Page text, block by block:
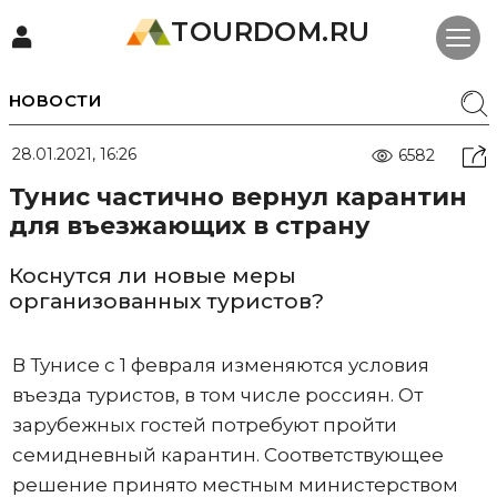
TOURDOM.RU
НОВОСТИ
28.01.2021, 16:26 6582
Тунис частично вернул карантин
для въезжающих в страну
Коснутся ли новые меры
организованных туристов?
В Тунисе с 1 февраля изменяются условия
въезда туристов, в том числе россиян. От
зарубежных гостей потребуют пройти
семидневный карантин. Соответствующее
решение принято местным министерством